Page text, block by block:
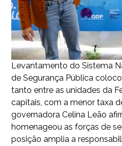
Levantamento do Sistema
de Segurança Pública
tanto entre as unidades da
capitais, com a menor taxa
governadora Celina Leão
homenageou as forças de
posição amplia a